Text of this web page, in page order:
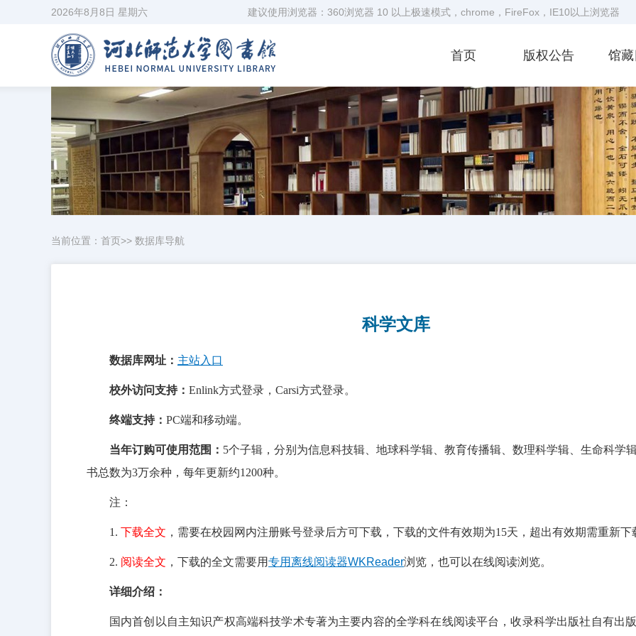
2026年8月8日 星期六 建议使用浏览器：360浏览器 10 以上极速模式，chrome，FireFox，IE10以上浏览器
首页 版权公告 馆
当前位置： 首页>> 数据库导航
科学文库
数据库网址： 主站入口
校外访问支持： Enlink方式登录，Carsi方式登录。
终端支持： PC端和移动端。
当年订购可使用范围： 5个子辑，分别为信息科技辑、地球科学辑、教育传播辑、数理科学辑、生命科学
书总数为3万余种，每年更新约1200种。
注：
1. 下载全文 ，需要在校园网内注册账号登录后方可下载，下载的文件有效期为15天，超出有效期需重新下
2. 阅读全文 ，下载的全文需要用专用离线阅读器WKReader浏览，也可以在线阅读浏览。
详细介绍：
国内首创以自主知识产权高端科技学术专著为主要内容的全学科在线阅读平台，收录科学出版社自有出